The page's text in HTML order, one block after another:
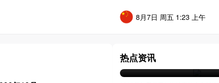
8月7日 周五 1:23 上午
热点资讯
07-20 04:36